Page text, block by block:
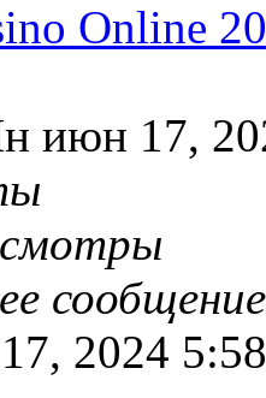
Online
июн 17,
2024